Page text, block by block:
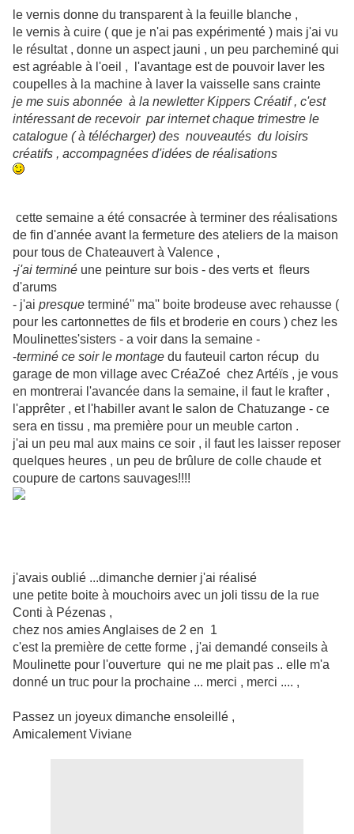
le vernis donne du transparent à la feuille blanche ,
le vernis à cuire ( que je n'ai pas expérimenté ) mais j'ai vu
le résultat , donne un aspect jauni , un peu parcheminé qui
est agréable à l'oeil , l'avantage est de pouvoir laver les
coupelles à la machine à laver la vaisselle sans crainte
je me suis abonnée à la newletter Kippers Créatif , c'est
intéressant de recevoir par internet chaque trimestre le
catalogue ( à télécharger) des nouveautés du loisirs
créatifs , accompagnées d'idées de réalisations
cette semaine a été consacrée à terminer des réalisations
de fin d'année avant la fermeture des ateliers de la maison
pour tous de Chateauvert à Valence ,
-j'ai terminé une peinture sur bois - des verts et fleurs
d'arums
- j'ai presque terminé'' ma'' boite brodeuse avec rehausse (
pour les cartonnettes de fils et broderie en cours ) chez les
Moulinettes'sisters - a voir dans la semaine -
-terminé ce soir le montage du fauteuil carton récup du
garage de mon village avec CréaZoé chez Artéïs , je vous
en montrerai l'avancée dans la semaine, il faut le krafter ,
l'apprêter , et l'habiller avant le salon de Chatuzange - ce
sera en tissu , ma première pour un meuble carton .
j'ai un peu mal aux mains ce soir , il faut les laisser reposer
quelques heures , un peu de brûlure de colle chaude et
coupure de cartons sauvages!!!!
j'avais oublié ...dimanche dernier j'ai réalisé
une petite boite à mouchoirs avec un joli tissu de la rue
Conti à Pézenas ,
chez nos amies Anglaises de 2 en 1
c'est la première de cette forme , j'ai demandé conseils à
Moulinette pour l'ouverture qui ne me plait pas .. elle m'a
donné un truc pour la prochaine ... merci , merci .... ,
Passez un joyeux dimanche ensoleillé ,
Amicalement Viviane